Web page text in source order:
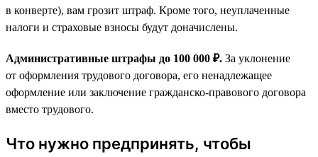
в конверте), вам грозит штраф. Кроме того, неуплаченные
налоги и страховые взносы будут доначислены.
Административные штрафы до 100 000 ₽. За уклонение
от оформления трудового договора, его ненадлежащее
оформление или заключение гражданско-правового договора
вместо трудового.
Что нужно предпринять, чтобы